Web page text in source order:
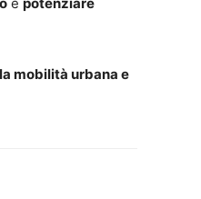
e potenziare
mobilità urbana e